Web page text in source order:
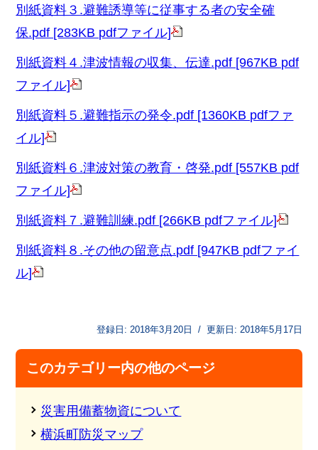
別紙資料３.避難誘導等に従事する者の安全確
保.pdf [283KB pdfファイル]
別紙資料４.津波情報の収集、伝達.pdf [967KB pdf
ファイル]
別紙資料５.避難指示の発令.pdf [1360KB pdfファ
イル]
別紙資料６.津波対策の教育・啓発.pdf [557KB pdf
ファイル]
別紙資料７.避難訓練.pdf [266KB pdfファイル]
別紙資料８.その他の留意点.pdf [947KB pdfファイ
ル]
登録日: 2018年3月20日 / 更新日: 2018年5月17日
このカテゴリー内の他のページ
災害用備蓄物資について
横浜町防災マップ